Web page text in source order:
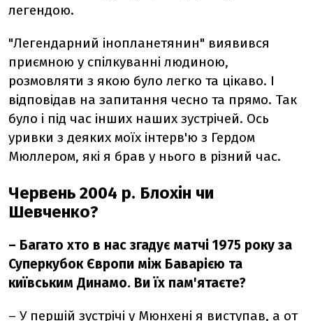
легендою.
"Легендарний інопланетянин" виявився
приємною у спілкуванні людиною,
розмовляти з якою було легко та цікаво. І
відповідав на запитання чесно та прямо. Так
було і під час інших наших зустрічей. Ось
уривки з деяких моїх інтерв'ю з Гердом
Мюллером, які я брав у нього в різний час.
Червень 2004 р. Блохін чи
Шевченко?
– Багато хто в нас згадує матчі 1975 року за
Суперкубок Європи між Баварією та
київським Динамо. Ви їх пам'ятаєте?
– У першій зустрічі у Мюнхені я виступав, а от